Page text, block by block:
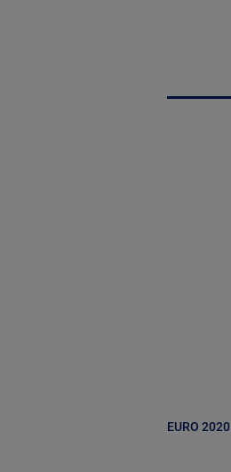
EURO 2020